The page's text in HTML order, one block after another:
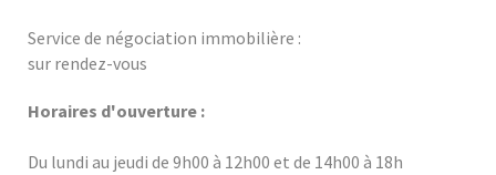
Service de négociation immobilière :
sur rendez-vous
Horaires d'ouverture :
Du lundi au jeudi de 9h00 à 12h00 et de 14h00 à 18h